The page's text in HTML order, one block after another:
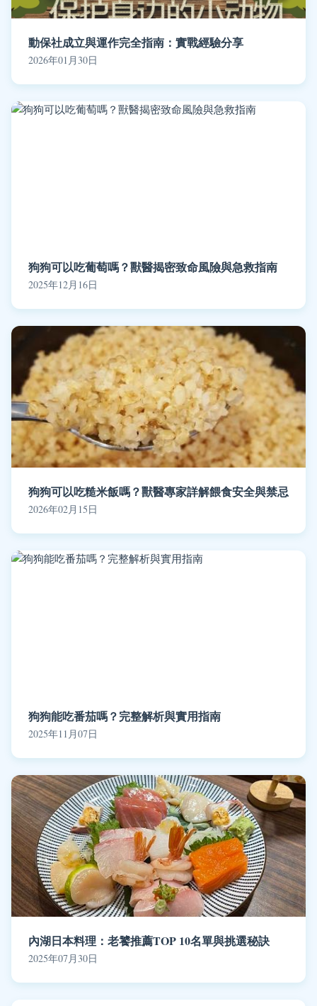
動保社成立與運作完全指南：實戰經驗分享
2026年01月30日
狗狗可以吃葡萄嗎？獸醫揭密致命風險與急救指南
2025年12月16日
狗狗可以吃糙米飯嗎？獸醫專家詳解餵食安全與禁忌
2026年02月15日
狗狗能吃番茄嗎？完整解析與實用指南
2025年11月07日
內湖日本料理：老饕推薦TOP 10名單與挑選秘訣
2025年07月30日